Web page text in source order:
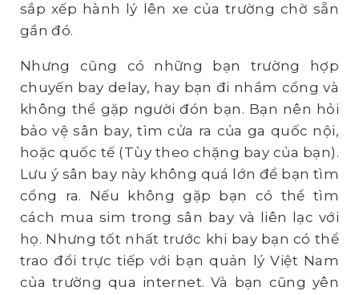
sắp xếp hành lý lên xe của trường chờ sẵn
gần đó.
Nhưng cũng có những bạn trường hợp
chuyến bay delay, hay bạn đi nhầm cổng và
không thể gặp người đón bạn. Bạn nên hỏi
bảo vệ sân bay, tìm cửa ra của ga quốc nội,
hoặc quốc tế (Tùy theo chặng bay của bạn).
Lưu ý sân bay này không quá lớn để bạn tìm
cổng ra. Nếu không gặp bạn có thể tìm
cách mua sim trong sân bay và liên lạc với
họ. Nhưng tốt nhất trước khi bay bạn có thể
trao đổi trực tiếp với bạn quản lý Việt Nam
của trường qua internet. Và bạn cũng yên